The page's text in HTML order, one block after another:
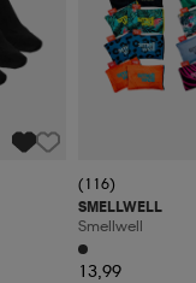
(116)
SMELLWELL
Smellwell
13,99